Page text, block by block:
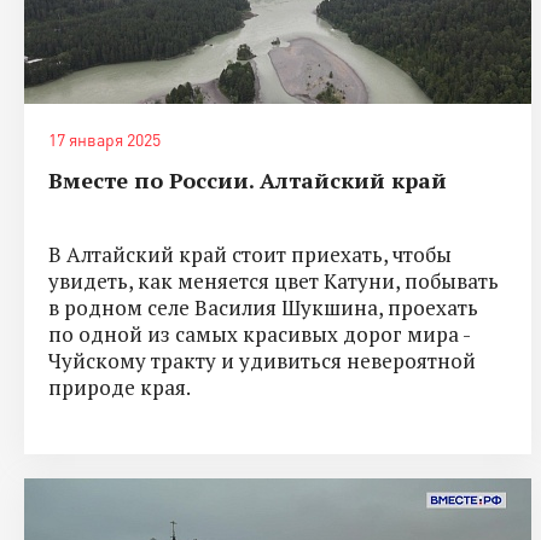
17 января 2025
Вместе по России. Алтайский край
В Алтайский край стоит приехать, чтобы
увидеть, как меняется цвет Катуни, побывать
в родном селе Василия Шукшина, проехать
по одной из самых красивых дорог мира -
Чуйскому тракту и удивиться невероятной
природе края.